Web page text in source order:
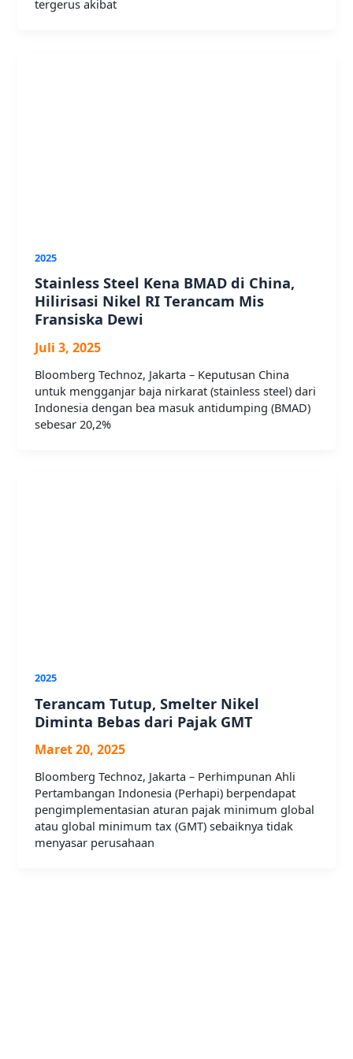
tergerus akibat
2025
Stainless Steel Kena BMAD di China,
Hilirisasi Nikel RI Terancam Mis
Fransiska Dewi
Juli 3, 2025
Bloomberg Technoz, Jakarta – Keputusan China
untuk mengganjar baja nirkarat (stainless steel) dari
Indonesia dengan bea masuk antidumping (BMAD)
sebesar 20,2%
2025
Terancam Tutup, Smelter Nikel
Diminta Bebas dari Pajak GMT
Maret 20, 2025
Bloomberg Technoz, Jakarta – Perhimpunan Ahli
Pertambangan Indonesia (Perhapi) berpendapat
pengimplementasian aturan pajak minimum global
atau global minimum tax (GMT) sebaiknya tidak
menyasar perusahaan